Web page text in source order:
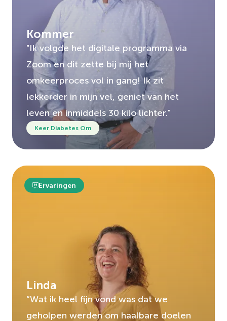
Kommer
"Ik volgde het digitale programma via
Zoom en dit zette bij mij het
omkeerproces vol in gang! Ik zit
lekkerder in mijn vel, geniet van het
leven en inmiddels 30 kilo lichter."
Keer Diabetes Om
Ervaringen
Linda
“Wat ik heel fijn vond was dat we
geholpen werden om haalbare doelen